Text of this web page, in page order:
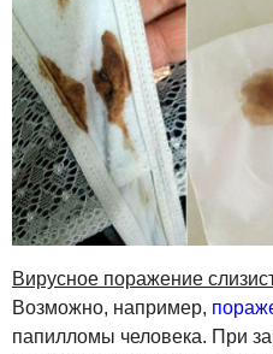
Вирусное поражение
Возможно, например,
папилломы человека. При